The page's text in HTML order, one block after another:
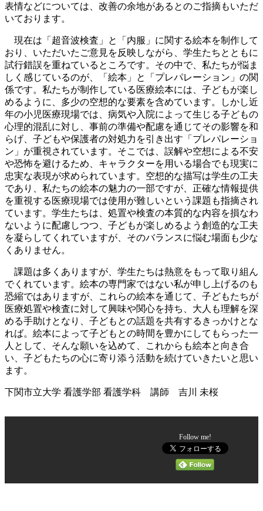
表情などについては、改善の余地があるとのご指摘もいただ
いております。
現在は「超音波検査」と「内服」に関する絵本を制作して
おり、いただいたご意見を反映しながら、学生たちとともに
試行錯誤を重ねているところです。その中で、私たちが悩ま
しく感じているのが、「絵本」と「プレパレーション」の関
係です。私たちが制作している医療絵本には、子どもが楽し
めるように、多少の空想的な要素を含めています。しかし近
年の小児医療現場では、病気や入院によって生じる子どもの
心理的混乱に対し、事前の準備や配慮を通じてその影響を和
らげ、子どもや保護者の対処力を引き出す「プレパレーショ
ン」が重視されています。そこでは、誤解や空想による不安
や恐怖を避けるため、キャラクターを用いる場合でも現実に
忠実な表現が求められています。空想的な描写は学生の工夫
であり、私たちの絵本の魅力の一部ですが、正確な情報提供
を重視する医療現場では使用が難しいという課題も指摘され
ています。学生たちは、処置や検査の本質的な内容を損なわ
ないように配慮しつつ、子どもが楽しめるよう創造的な工夫
を凝らしてくれていますが、そのバランスに悩む場面も少な
くありません。
課題は多くありますが、学生たちは熱意をもって取り組ん
でくれています。絵本の専門家ではない私が申し上げるのも
恐縮ではありますが、これらの絵本を通じて、子どもたちが
医療処置や検査に対して興味や関心を持ち、大人も理解を深
める手助けとなり、子どもとの話題を共有するきっかけとな
れば。絵本によって子どもとの時間を豊かにしてもらった一
人として、そんな願いを込めて、これからも絵本と向き合
い、子どもたちの心に寄り添う活動を続けていきたいと思い
ます。
下関市立大学 看護学部 看護学科 講師 吉川 未桜
Follow me!